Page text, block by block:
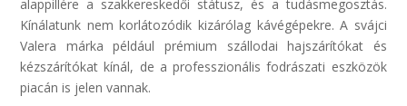
alappillére a szakkereskedői státusz, és a tudásmegosztás.
Kínálatunk nem korlátozódik kizárólag kávégépekre. A svájci
Valera márka például prémium szállodai hajszárítókat és
kézszárítókat kínál, de a professzionális fodrászati eszközök
piacán is jelen vannak.